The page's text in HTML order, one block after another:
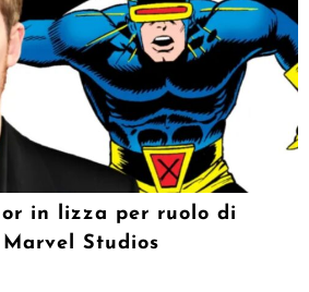
in lizza per ruolo di
Studios